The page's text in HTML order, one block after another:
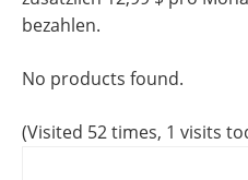
bezahlen.
No products found.
(Visited 52 times, 1 visits